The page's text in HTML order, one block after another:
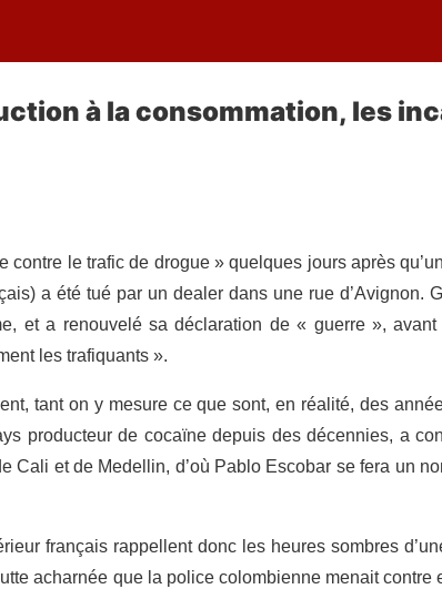
à la consommation, les
contre le trafic de drogue » quelques jours après
a été tué par un dealer dans une rue d’Avignon.
et a renouvelé sa déclaration de « guerre », avant
les trafiquants ».
tant on y mesure ce que sont, en réalité, des
producteur de cocaïne depuis des décennies, a
Cali et de Medellin, d’où Pablo Escobar se fera un
français rappellent donc les heures sombres
acharnée que la police colombienne menait contre